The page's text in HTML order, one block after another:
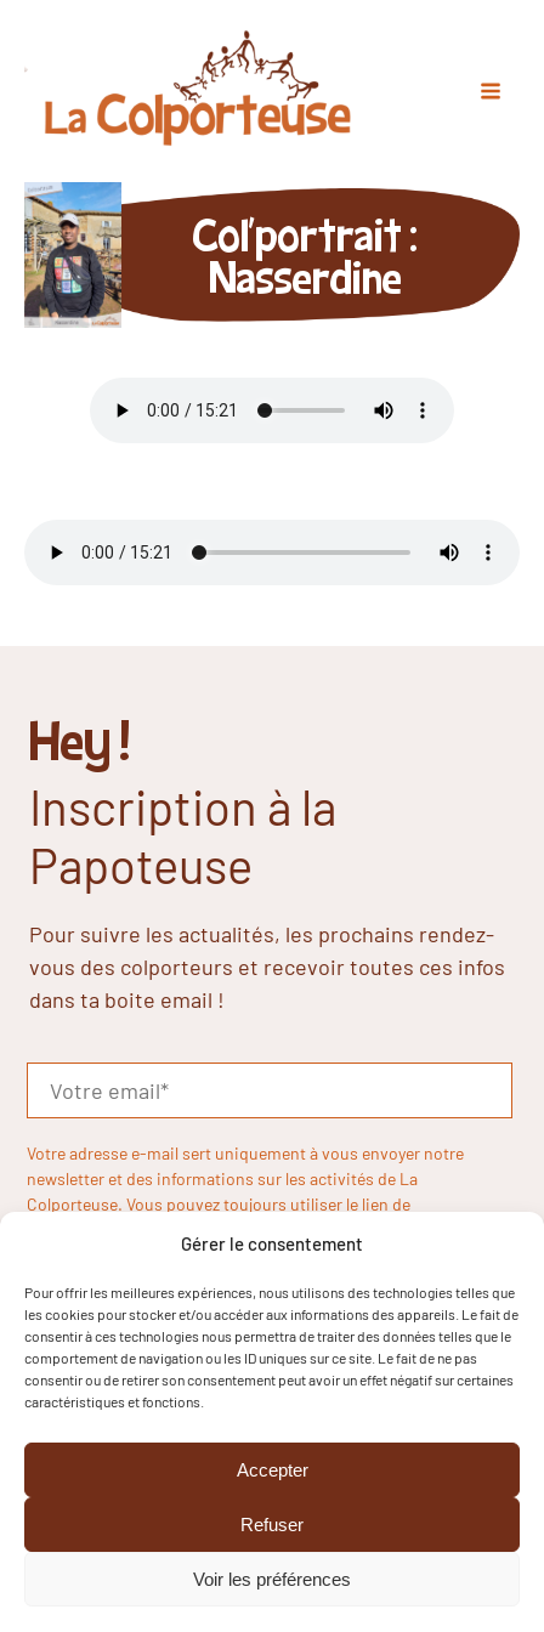
Gérer le consentement
Pour offrir les meilleures expériences, nous utilisons des technologies telles que
les cookies pour stocker et/ou accéder aux informations des appareils. Le fait de
consentir à ces technologies nous permettra de traiter des données telles que le
comportement de navigation ou les ID uniques sur ce site. Le fait de ne pas
consentir ou de retirer son consentement peut avoir un effet négatif sur certaines
caractéristiques et fonctions.
Accepter
Refuser
Voir les préférences
Col'portrait :
Nasserdine
Hey !
Inscription à la
Papoteuse
Pour suivre les actualités, les prochains rendez-
vous des colporteurs et recevoir toutes ces infos
dans ta boite email !
Votre adresse e-mail sert uniquement à vous envoyer notre
newsletter et des informations sur les activités de La
Colporteuse. Vous pouvez toujours utiliser le lien de